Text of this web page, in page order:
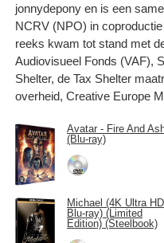
jonnydepony en is een
NCRV (NPO) in
reeks kwam tot stand met
Audiovisueel Fonds (VAF),
Shelter, de Tax Shelter
overheid, Creative Europe
Avatar - Fire And
(Blu-ray)
Michael (4K Ultra HD
Blu-ray) (Limited
Edition) (Steelbook)